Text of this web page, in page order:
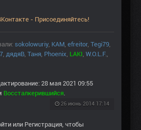
- Присоединяйтесь!
sokolowuriy, KAM, efreitor, Tegi79,
, дядяВ, Таня, Phoenix, LAKI, W.O.L.F.,
28 мая 2021 09:55
Воссталкерившийся.
26 июнь 2014 17:14
или Регистрация, чтобы